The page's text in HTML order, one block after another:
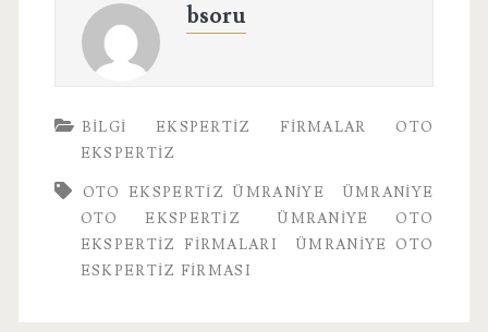
bsoru
BILGI EKSPERTIZ FIRMALAR
OTO
EKSPERTIZ
OTO EKSPERTIZ ÜMRANIYE
ÜMRANIYE
OTO EKSPERTIZ
ÜMRANIYE OTO
EKSPERTIZ FIRMALARI
ÜMRANIYE OTO
ESKPERTIZ FIRMASI